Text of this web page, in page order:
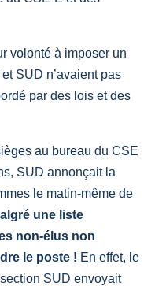
volonté à imposer un
SUD n’avaient pas
par des lois et des
au bureau du CSE
SUD annonçait la
le matin-même de
une liste
non-élus non
le poste ! En effet, le
SUD envoyait